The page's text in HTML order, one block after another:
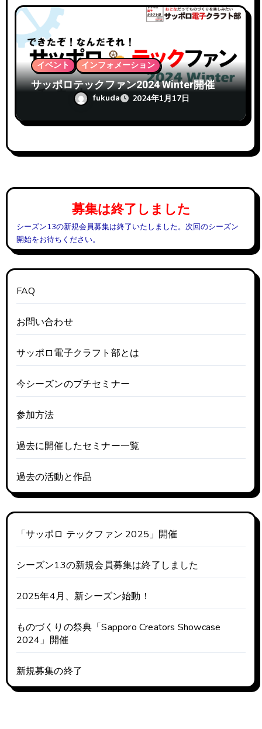
イベント インフォメーション
サッポロテックファン2024 Winter開催
fukuda 2024年1月17日
募集は終了しました
シーズン13の新規会員募集は終了いたしました。次回のシーズン
開始をお待ちください。
FAQ
お問い合わせ
サッポロ電子クラフト部とは
今シーズンのプチセミナー
参加方法
過去に開催したセミナー一覧
過去の活動と作品
「サッポロ テックファン 2025」開催
シーズン13の新規会員募集は終了しました
2025年4月、新シーズン始動！
ものづくりの祭典「Sapporo Creators Showcase
2024」開催
新規募集の終了